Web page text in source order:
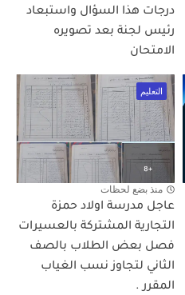
درجات هذا السؤال واستبعاد
رئيس لجنة بعد تصويره
الامتحان
التعليم
منذ بضع لحظات
عاجل مدرسة اولاد حمزة
التجارية المشتركة بالعسيرات
فصل بعض الطلاب بالصف
الثاني لتجاوز نسب الغياب
المقرر .